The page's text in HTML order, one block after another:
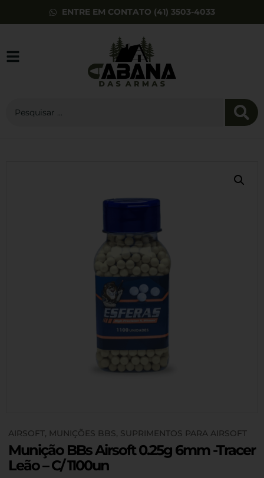
ENTRE EM CONTATO (41) 3503-4033
AIRSOFT, MUNIÇÕES BBS, SUPRIMENTOS PARA AIRSOFT
Munição BBs Airsoft 0.25g 6mm -Tracer
Leão – C/ 1100un